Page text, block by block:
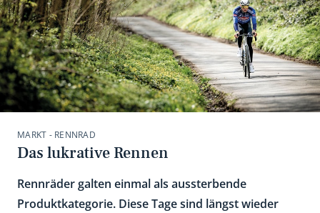
MARKT - RENNRAD
Das lukrative Rennen
Rennräder galten einmal als aussterbende
Produktkategorie. Diese Tage sind längst wieder